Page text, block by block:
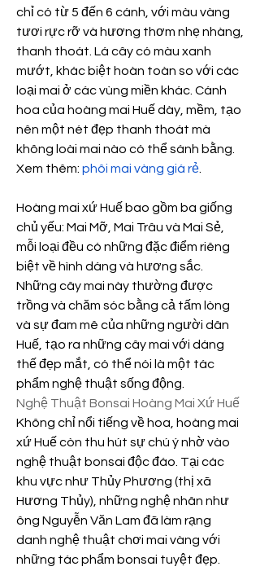
chỉ có từ 5 đến 6 cánh, với màu vàng
tươi rực rỡ và hương thơm nhẹ nhàng,
thanh thoát. Lá cây có màu xanh
mướt, khác biệt hoàn toàn so với các
loại mai ở các vùng miền khác. Cánh
hoa của hoàng mai Huế dày, mềm, tạo
nên một nét đẹp thanh thoát mà
không loài mai nào có thể sánh bằng.
Xem thêm: phôi mai vàng giá rẻ
Hoàng mai xứ Huế bao gồm ba giống
chủ yếu: Mai Mỡ, Mai Trâu và Mai Sẻ,
mỗi loại đều có những đặc điểm riêng
biệt về hình dáng và hương sắc.
Những cây mai này thường được
trồng và chăm sóc bằng cả tấm lòng
và sự đam mê của những người dân
Huế, tạo ra những cây mai với dáng
thế đẹp mắt, có thể nói là một tác
phẩm nghệ thuật sống động.
Nghệ Thuật Bonsai Hoàng Mai Xứ Huế
Không chỉ nổi tiếng về hoa, hoàng mai
xứ Huế còn thu hút sự chú ý nhờ vào
nghệ thuật bonsai độc đáo. Tại các
khu vực như Thủy Phương (thị xã
Hương Thủy), những nghệ nhân như
ông Nguyễn Văn Lam đã làm rạng
danh nghệ thuật chơi mai vàng với
những tác phẩm bonsai tuyệt đẹp.